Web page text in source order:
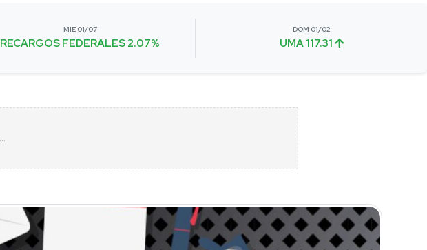
MIE 01/07
RECARGOS FEDERALES 2.07%
DOM 01/02
UMA 117.31